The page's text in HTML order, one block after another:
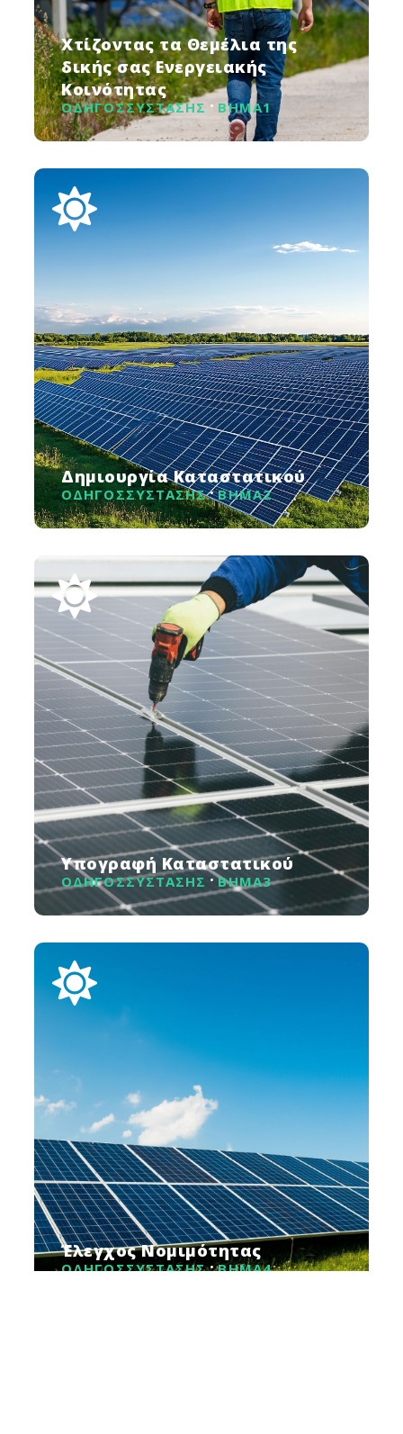
Χτίζοντας τα Θεμέλια της
δικής σας Ενεργειακής
Κοινότητας
ΟΔΗΓΟΣΣΥΣΤΑΣΗΣ ΒΗΜΑ1
Δημιουργία Καταστατικού
ΟΔΗΓΟΣΣΥΣΤΑΣΗΣ ΒΗΜΑ2
Υπογραφή Καταστατικού
ΟΔΗΓΟΣΣΥΣΤΑΣΗΣ ΒΗΜΑ3
Έλεγχος Νομιμότητας
ΟΔΗΓΟΣΣΥΣΤΑΣΗΣ ΒΗΜΑ4